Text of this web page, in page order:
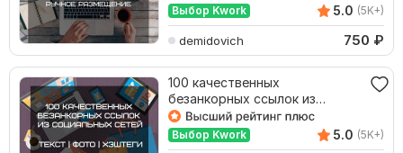
Выбор Kwork 5.0 (5K+)
demidovich 750 ₽
100 качественных
безанкорных ссылок из
социальных сетей
Выбор Kwork 5.0 (5K+)